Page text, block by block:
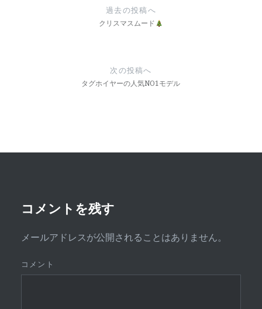
ン
過去の投稿へ
クリスマスムード
次の投稿へ
タグホイヤーの人気NO1モデル
コメントを残す
メールアドレスが公開されることはありません。
コメント